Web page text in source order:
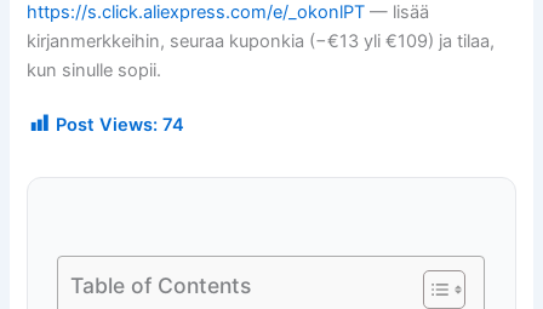
https://s.click.aliexpress.com/e/_okonlPT — lisää
kirjanmerkkeihin, seuraa kuponkia (−€13 yli €109) ja tilaa,
kun sinulle sopii.
Post Views: 74
Table of Contents